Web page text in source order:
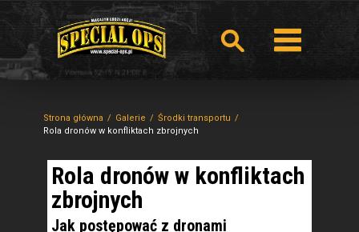
Strona główna Galerie
Środki transportu
Rola dronów w konfliktach zbrojnych
Rola dronów w konfliktach
zbrojnych
Jak postępować z dronami